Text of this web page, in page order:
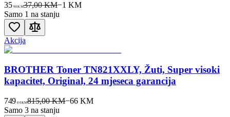
35 90KM37,00 KM−1 KM
Samo 1 na stanju
Akcija
BROTHER Toner TN821XXLY, Žuti, Super visoki
kapacitet, Original, 24 mjeseca garancija
749 00KM815,00 KM−66 KM
Samo 3 na stanju